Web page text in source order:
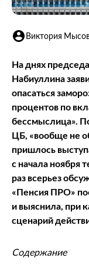
Виктория
На днях
Набиуллина
опасаться
процентов по
бессмыслица».
ЦБ, «вообще не
пришлось
с начала ноября
раз всерьез
«Пенсия ПРО»
и выяснила, при
сценарий
Содержание